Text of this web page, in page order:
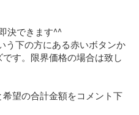
決できます^^
う下の方にある赤いボタンか
す。限界価格の場合は致し
望の合計金額をコメント下